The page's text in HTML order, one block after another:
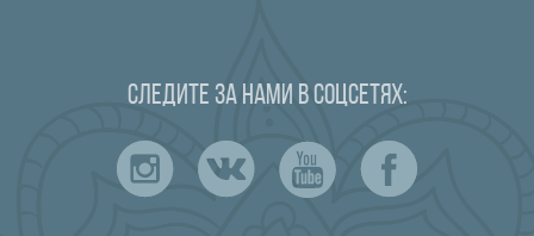
Следите за нами в соцсетях: